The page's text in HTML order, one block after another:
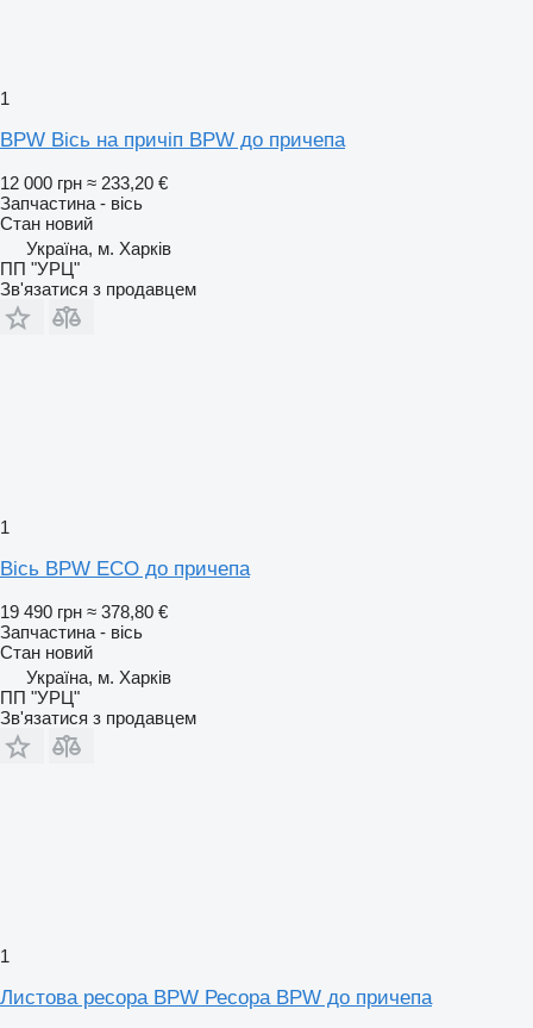
1
BPW Вісь на причіп BPW до причепа
12 000 грн ≈ 233,20 €
Запчастина - вісь
Стан новий
Україна, м. Харків
ПП "УРЦ"
Зв'язатися з продавцем
1
Вісь BPW ECO до причепа
19 490 грн ≈ 378,80 €
Запчастина - вісь
Стан новий
Україна, м. Харків
ПП "УРЦ"
Зв'язатися з продавцем
1
Листова ресора BPW Ресора BPW до причепа